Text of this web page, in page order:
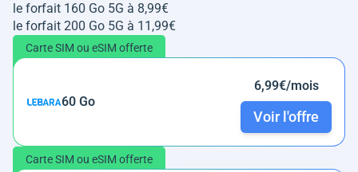
le forfait 160 Go 5G à 8,99€
le forfait 200 Go 5G à 11,99€
Carte SIM ou eSIM offerte
60 Go
6,99€/mois
Voir l'offre
Carte SIM ou eSIM offerte